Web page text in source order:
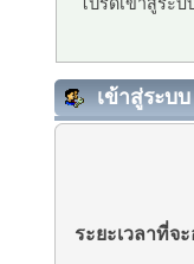
เข้าสู่ระบบ
ระยะเวลาที่จ